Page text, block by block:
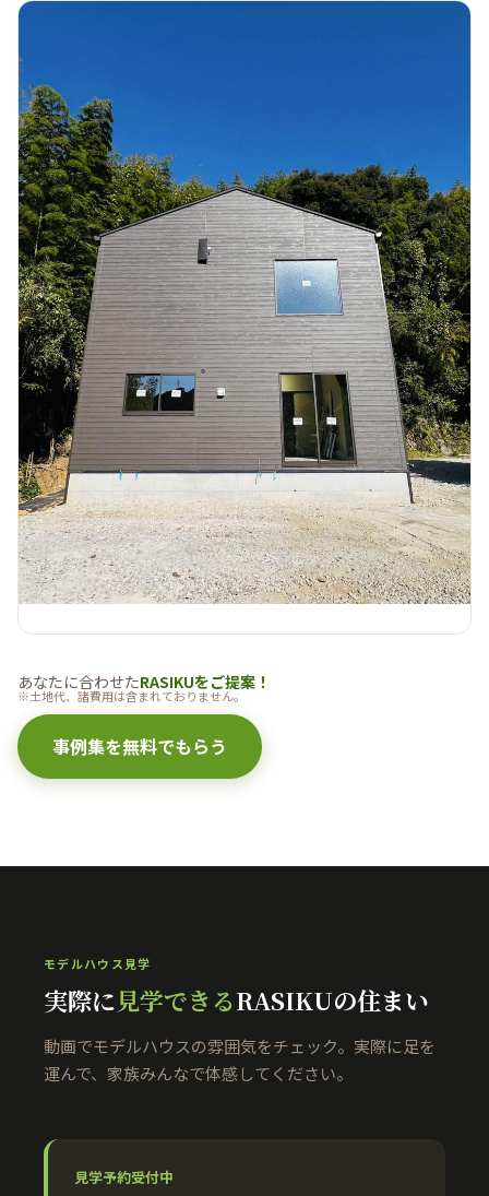
スタイリッシュな外観
あなたに合わせたRASIKUをご提案！
※土地代、諸費用は含まれておりません。
事例集を無料でもらう
モデルハウス見学
実際に見学できるRASIKUの住まい
動画でモデルハウスの雰囲気をチェック。実際に足を
運んで、家族みんなで体感してください。
見学予約受付中